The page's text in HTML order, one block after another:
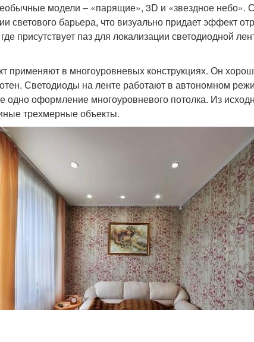
модели – «парящие», 3D и «звездное небо».
светового барьера, что визуально придает эффект
присутствует паз для локализации светодиодной
в многоуровневых конструкциях. Он
Светодиоды на ленте работают в автономном
оформление многоуровневого потолка. Из
трехмерные объекты.